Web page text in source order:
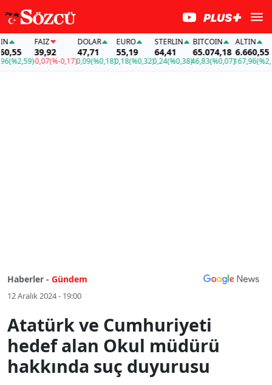
39,92
-0,07(%-0,17)
DOLAR
47,71
0,09(%0,18)
EURO
55,19
0,18(%0,32)
STERLIN
64,41
0,24(%0,38)
BITCOIN
65.074,18
46,83(%0,07)
ALTIN
6.660,55
167,96(%2,59)-
Haberler - Gündem
12 Aralık 2024 - 19:00
Atatürk ve Cumhuriyeti
hedef alan Okul müdürü
hakkında suç duyurusu